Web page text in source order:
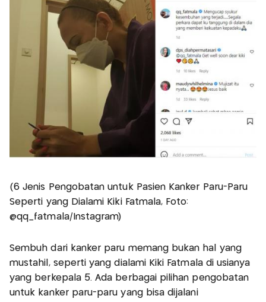
(6 Jenis Pengobatan untuk Pasien Kanker Paru-Paru
Seperti yang Dialami Kiki Fatmala, Foto:
@qq_fatmala/Instagram)
Sembuh dari kanker paru memang bukan hal yang
mustahil, seperti yang dialami Kiki Fatmala di usianya
yang berkepala 5. Ada berbagai pilihan pengobatan
untuk kanker paru-paru yang bisa dijalani